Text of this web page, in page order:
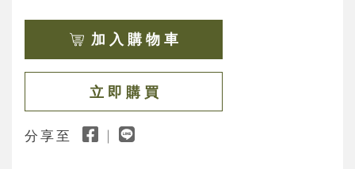
加 入 購 物 車
立 即 購 買
分享至